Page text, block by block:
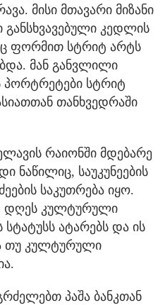
მისი მთავარი მიზანი
კედლის
ფორმით სტრიტ არტს
მან განვლილი
პორტრეტები სტრიტ
თანხვედრაში
რაიონში მდებარე
საუკუნეების
საკუთრება იყო.
დღეს კულტურული
ატარებს და ის
თუ კულტურული
პაშა ბანკთან